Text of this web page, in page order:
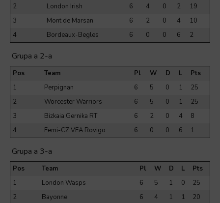
2
London Irish 6 4 0 2
19
3
Mont de Marsan 6 2 0 4
10
4
Bordeaux-Begles 6 0 0 6 2
Grupa a 2-a
Pos Team Pl W D L
Pts
1
Perpignan 6 5 0 1
25
2
Worcester Warriors 6 5 0 1
25
3
Bizkaia Gernika RT 6 2 0 4
8
4
Femi-CZ VEA Rovigo 6 0 0 6 1
Grupa a 3-a
Pos Team Pl W D L
Pts
1
London Wasps 6 5 1 0
25
2
Bayonne 6 4 1 1
20